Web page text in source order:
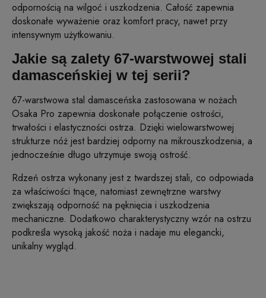
odpornością na wilgoć i uszkodzenia. Całość zapewnia
doskonałe wyważenie oraz komfort pracy, nawet przy
intensywnym użytkowaniu.
Jakie są zalety 67-warstwowej stali
damasceńskiej w tej serii?
67-warstwowa stal damasceńska zastosowana w nożach
Osaka Pro zapewnia doskonałe połączenie ostrości,
trwałości i elastyczności ostrza. Dzięki wielowarstwowej
strukturze nóż jest bardziej odporny na mikrouszkodzenia, a
jednocześnie długo utrzymuje swoją ostrość.
Rdzeń ostrza wykonany jest z twardszej stali, co odpowiada
za właściwości tnące, natomiast zewnętrzne warstwy
zwiększają odporność na pęknięcia i uszkodzenia
mechaniczne. Dodatkowo charakterystyczny wzór na ostrzu
podkreśla wysoką jakość noża i nadaje mu elegancki,
unikalny wygląd.